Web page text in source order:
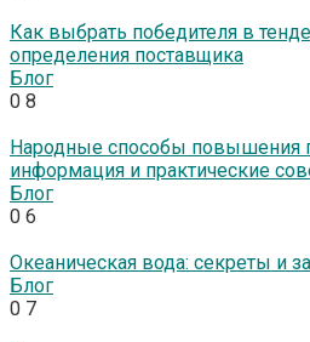
Как выбрать победителя в
определения поставщика
Блог
0 8
Народные способы повышения
информация и практические
Блог
0 6
Океаническая вода: секреты и
Блог
0 7